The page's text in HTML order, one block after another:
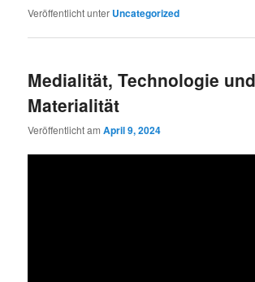
Veröffentlicht unter Uncategorized
Medialität, Technologie und
Materialität
Veröffentlicht amApril 9, 2024